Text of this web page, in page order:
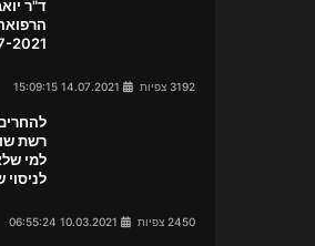
ד"ר
2021
3192 צפיות
רשת
למי
לניסוי של
2450 צפיות